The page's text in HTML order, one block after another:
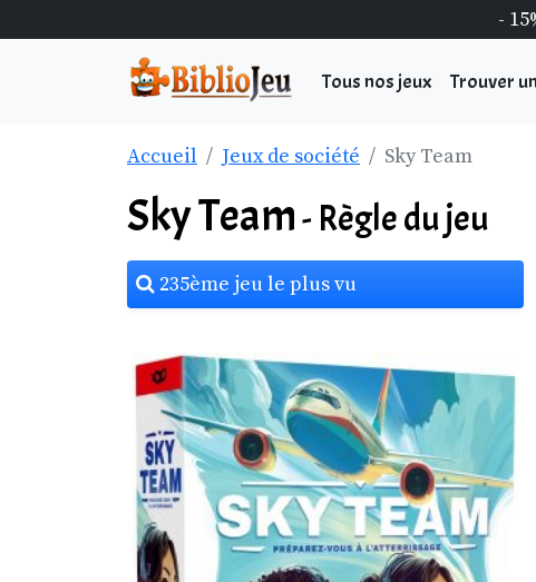
-
Tous nos jeux Trouver
Accueil Jeux de société Sky Team
Sky Team- Règle du jeu
235ème jeu le plus vu